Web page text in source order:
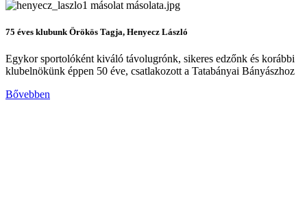
75 éves klubunk Örökös Tagja, Henyecz László
Egykor sportolóként kiváló távolugrónk, sikeres edzőnk és korábbi
klubelnökünk éppen 50 éve, csatlakozott a Tatabányai Bányászhoz
Bővebben